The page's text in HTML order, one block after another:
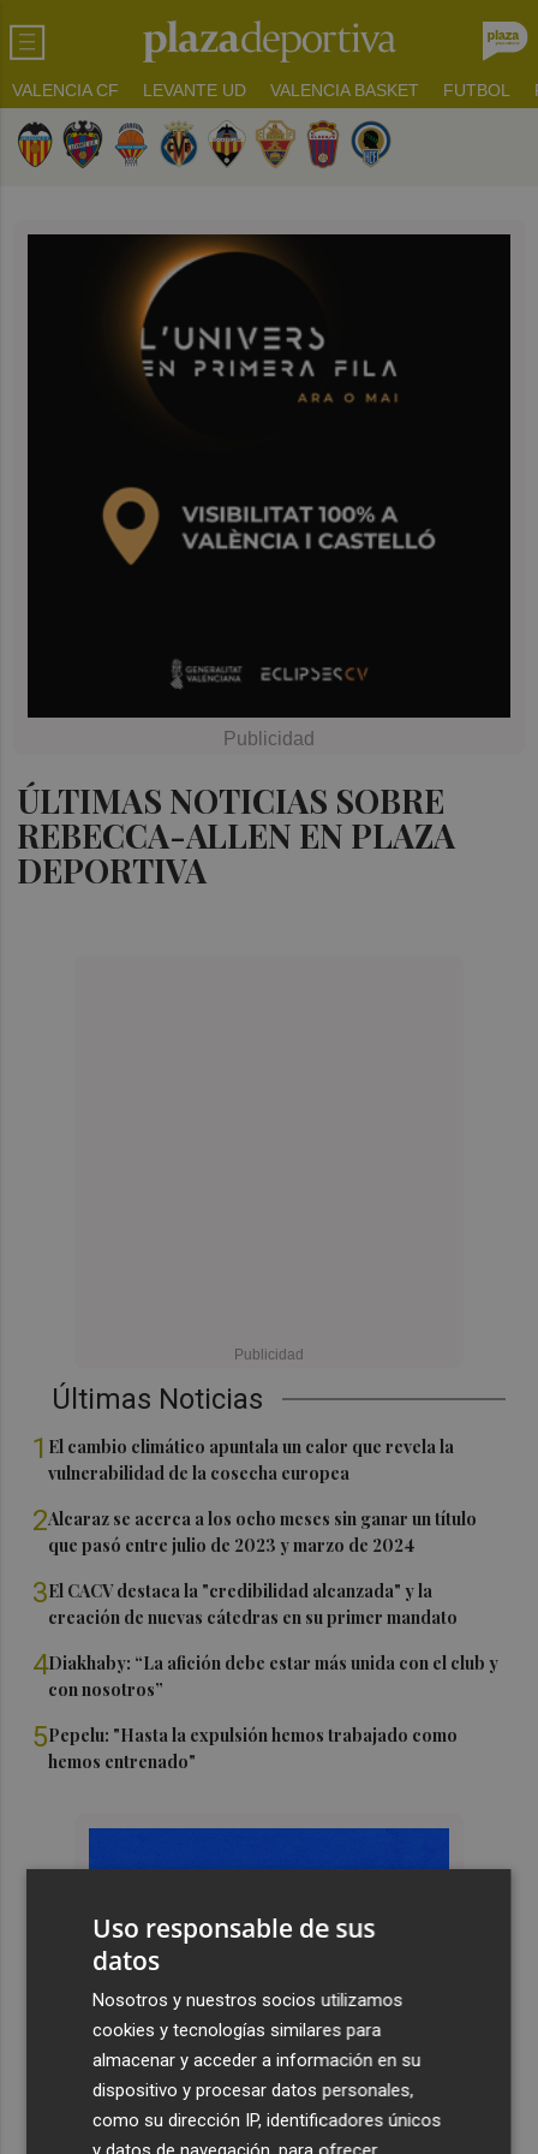
VALENCIA CF LEVANTE UD VALENCIA BASKET FUTBOL
ÚLTIMAS NOTICIAS SOBRE
REBECCA-ALLEN EN PLAZA
DEPORTIVA
Últimas Noticias
1 El cambio climático apuntala un calor que revela la
vulnerabilidad de la cosecha europea
2Alcaraz se acerca a los ocho meses sin ganar un título
que pasó entre julio de 2023 y marzo de 2024
3El CACV destaca la "credibilidad alcanzada" y la
creación de nuevas cátedras en su primer mandato
4Diakhaby: “La afición debe estar más unida con el club y
con nosotros”
5Pepelu: "Hasta la expulsión hemos trabajado como
hemos entrenado"
Uso responsable de sus
datos
Nosotros y nuestros socios utilizamos
cookies y tecnologías similares para
almacenar y acceder a información en su
dispositivo y procesar datos personales,
como su dirección IP, identificadores únicos